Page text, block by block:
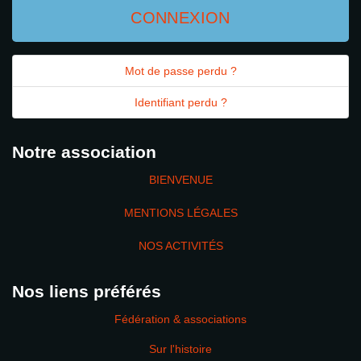
CONNEXION
Mot de passe perdu ?
Identifiant perdu ?
Notre association
BIENVENUE
MENTIONS LÉGALES
NOS ACTIVITÉS
Nos liens préférés
Fédération & associations
Sur l'histoire